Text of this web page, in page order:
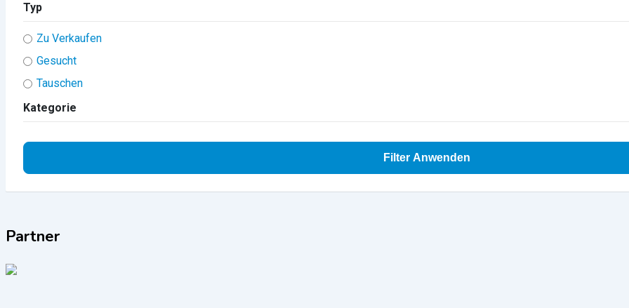
Typ
Zu Verkaufen
Gesucht
Tauschen
Kategorie
Filter Anwenden
Partner